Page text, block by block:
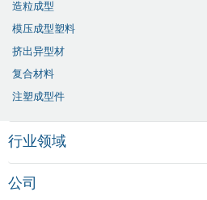
造粒成型
模压成型塑料
挤出异型材
复合材料
注塑成型件
行业领域
公司